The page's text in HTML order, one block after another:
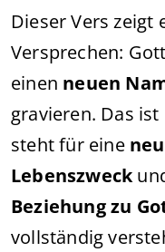
Dieser Vers zeigt
Versprechen:
einen neuen
gravieren. Das
steht für eine
Lebenszweck
Beziehung zu
vollständig